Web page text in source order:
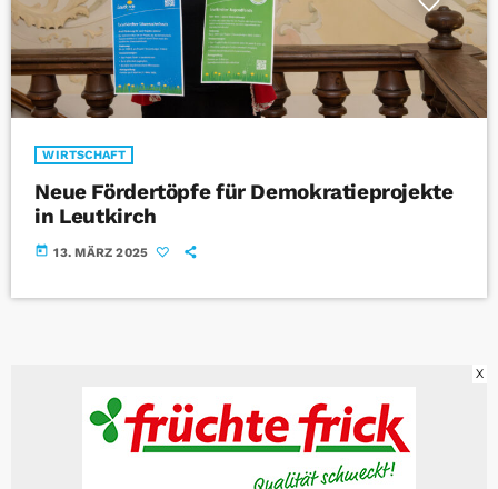
WIRTSCHAFT
Neue Fördertöpfe für Demokratieprojekte
in Leutkirch
today 13. MÄRZ 2025
X